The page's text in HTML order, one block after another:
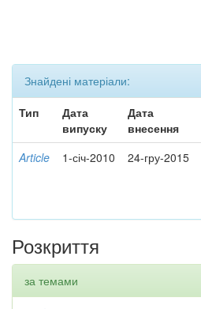
Знайдені матеріали:
Тип
Дата
випуску
Дата
внесення
Article 1-січ-2010 24-гру-2015
Розкриття
за темами